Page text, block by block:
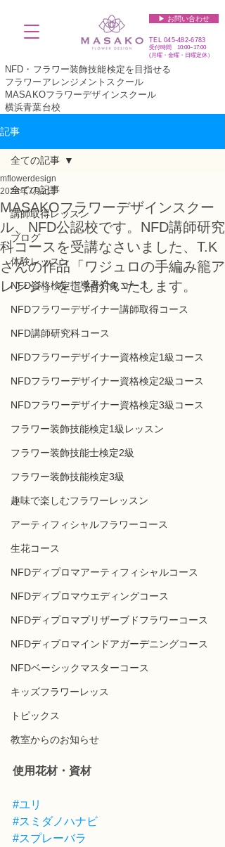
▶︎ お問い合わせ
TEL045-482-6783
受付時間 10:00~17:00​​​
(​月曜・金曜・日曜定休）
NFD・フラワー装飾技能検定を目指せる
フラワーアレンジメントスクール
MASAKOフラワーデザインスクール
横浜青葉台校
記事
全ての記事
講師取得レッスン
ブログ
体験レッスン
NFD資格検定指導者対象コース
NFDフラワーデザイナー講師取得コース
NFD講師研究科コース
NFDフラワーデザイナー資格検定1級コース
NFDフラワーデザイナー資格検定2級コース
NFDフラワーデザイナー資格検定3級コース
フラワー装飾技能検定1級レッスン
フラワー装飾技能士検定2級
フラワー装飾技能検定3級
趣味で楽しむフラワーレッスン
アーティフィシャルフラワーコース
生花コース
NFDディプロマアーティフィシャルコース
NFDディプロマウエディングコース
NFDディプロマプリザーブドフラワーコース
NFDディプロマインドアガーデニングコース
NFDベーシックマスターコース
キッズフラワーレッス
トピックス
教室からのお知らせ
全ての記事
MASAKOフラワーデザインスクー
ル、NFD公認校です。NFD講師研究
科コースを受講なさいました、T.K
さんの作品「ワジュロの手編み籠ア
レンジ」をご紹介いたします。
mflowerdesign
2023年7月2日
使用花材・資材
#ユリ
#スミダノハナビ
#スプレーバラ